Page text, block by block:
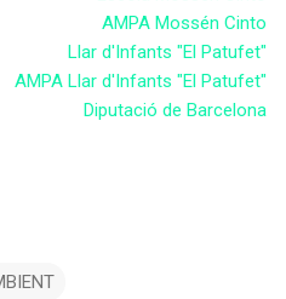
AMPA Mossén Cinto
Llar d'Infants "El Patufet"
AMPA Llar d'Infants "El Patufet"
Diputació de Barcelona